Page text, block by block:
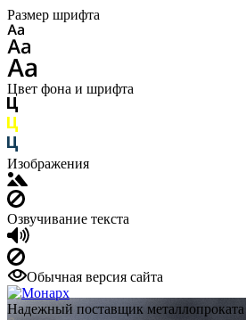
Размер шрифта
Цвет фона и шрифта
Изображения
Озвучивание текста
Обычная версия сайта
Надежный поставщик металлопроката